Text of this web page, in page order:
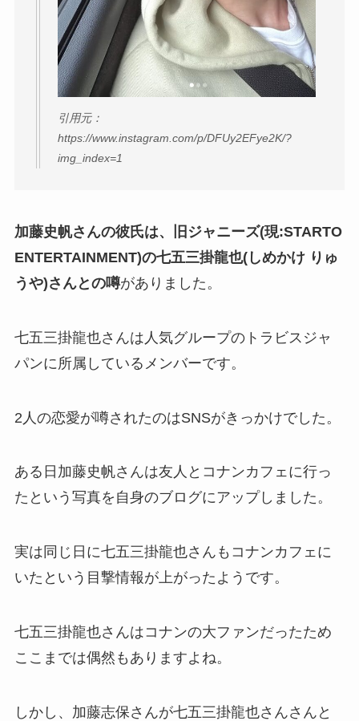
引用元：
https://www.instagram.com/p/DFUy2EFye2K/?
img_index=1
加藤史帆さんの彼氏は、旧ジャニーズ(現:STARTO
ENTERTAINMENT)の七五三掛龍也(しめかけ りゅ
うや)さんとの噂がありました。
七五三掛龍也さんは人気グループのトラビスジャ
パンに所属しているメンバーです。
2人の恋愛が噂されたのはSNSがきっかけでした。
ある日加藤史帆さんは友人とコナンカフェに行っ
たという写真を自身のブログにアップしました。
実は同じ日に七五三掛龍也さんもコナンカフェに
いたという目撃情報が上がったようです。
七五三掛龍也さんはコナンの大ファンだったため
ここまでは偶然もありますよね。
しかし、加藤志保さんが七五三掛龍也さんさんと